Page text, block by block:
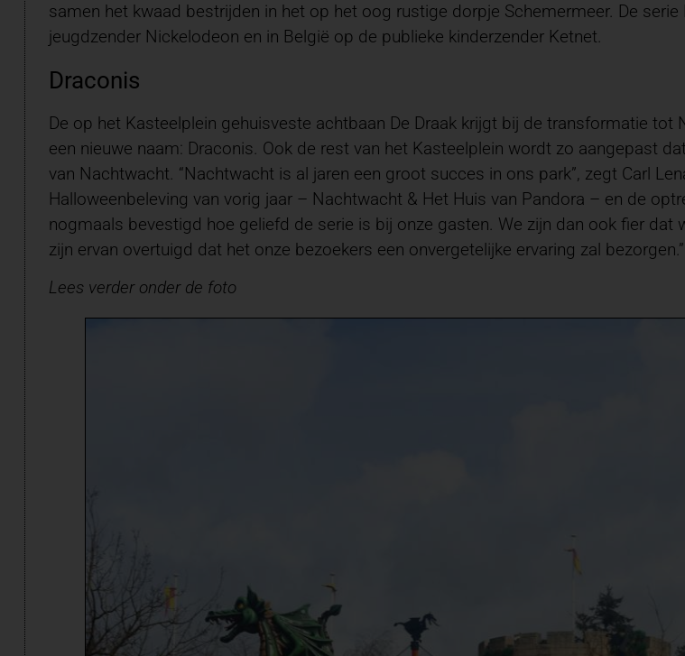
samen het kwaad bestrijden in het op het oog rustige dorpje Schemermeer. De
jeugdzender Nickelodeon en in België op de publieke kinderzender Ketnet.
Draconis
De op het Kasteelplein gehuisveste achtbaan De Draak krijgt bij de transformatie
een nieuwe naam: Draconis. Ook de rest van het Kasteelplein wordt zo aangepast
van Nachtwacht. “Nachtwacht is al jaren een groot succes in ons park”, zegt Carl
Halloweenbeleving van vorig jaar – Nachtwacht & Het Huis van Pandora – en de
nogmaals bevestigd hoe geliefd de serie is bij onze gasten. We zijn dan ook fier
zijn ervan overtuigd dat het onze bezoekers een onvergetelijke ervaring zal bezorgen.”
Lees verder onder de foto